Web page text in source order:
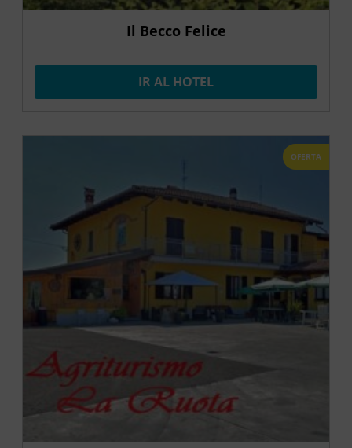
Il Becco Felice
IR AL HOTEL
OFERTA